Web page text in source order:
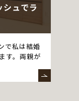
シュでラ
で私は結婚
す。両親が